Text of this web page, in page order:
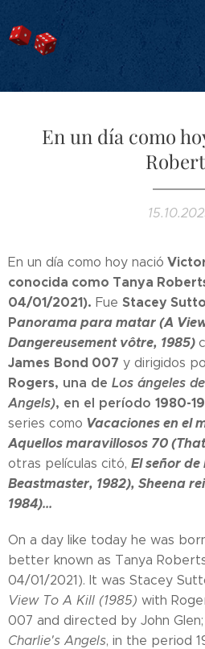
En un día como
En un día como hoy nació
conocida como Tanya
04/01/2021). Fue Stacey
Panorama para matar (A
Dangereusement vôtre, 1985)
James Bond 007 y dirigidos
Rogers, una de Los ángeles
Angels), en el período 1980-
series como Vacaciones en el
Aquellos maravillosos 70
otras películas citó, El señor
Beastmaster, 1982), Sheena
1984)...
On a day like today he was
better known as Tanya
04/01/2021). It was Stacey
View To A Kill (1985) with
007 and directed by John
Charlie's Angels, in the period